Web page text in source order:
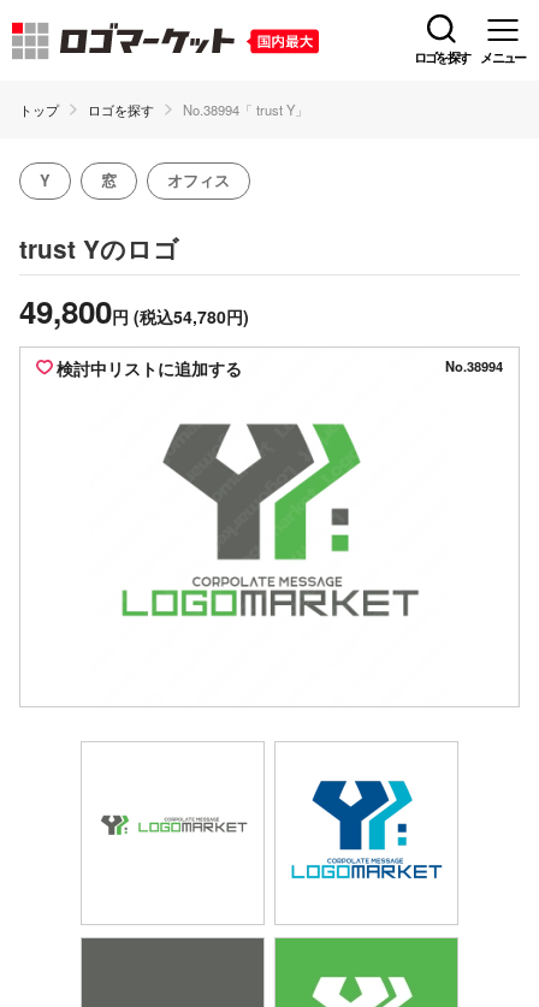
ロゴを探す メニュー
トップ ロゴを探す No.38994「 trust Y」
Y 窓 オフィス
trust Yのロゴ
49,800円 (税込54,780円)
検討中リストに追加する No.38994